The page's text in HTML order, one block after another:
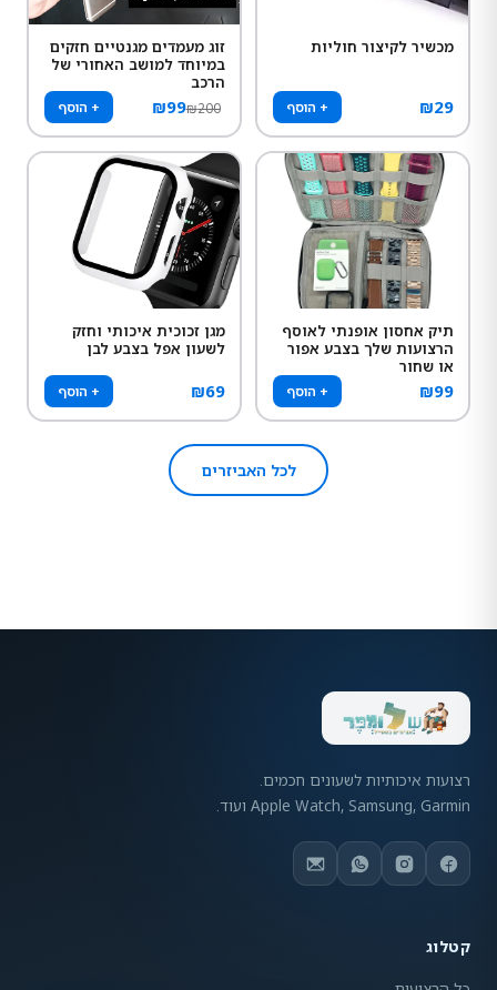
מכשיר לקיצור חוליות
₪29 + הוסף
זוג מעמדים מגנטיים חזקים
במיוחד למושב האחורי של
הרכב
₪99₪200 + הוסף
תיק אחסון אופנתי לאוסף
הרצועות שלך בצבע אפור
או שחור
₪99 + הוסף
מגן זכוכית איכותי וחזק
לשעון אפל בצבע לבן
₪69 + הוסף
לכל האביזרים
רצועות איכותיות לשעונים חכמים.
Apple Watch, Samsung, Garmin ועוד.
קטלוג